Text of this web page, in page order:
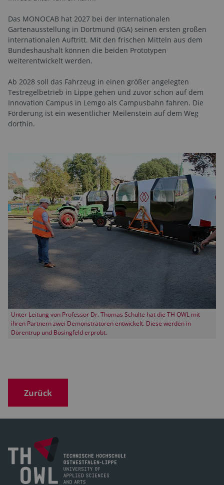
Das MONOCAB hat 2027 bei der Internationalen
Gartenausstellung in Dortmund (IGA) seinen ersten großen
internationalen Auftritt. Mit den frischen Mitteln aus dem
Bundeshaushalt können die beiden Prototypen
weiterentwickelt werden.
Ab 2028 soll das Fahrzeug in einen größer angelegten
Testregelbetrieb in Lippe gehen und zuvor schon auf dem
Innovation Campus in Lemgo als Campusbahn fahren. Die
Förderung ist ein wesentlicher Meilenstein auf dem Weg
dorthin.
Unter Leitung von Professor Dr. Thomas Schulte hat die TH OWL mit
ihren Partnern zwei Demonstratoren entwickelt. Diese werden in
Dörentrup und Bösingfeld erprobt.
Zurück